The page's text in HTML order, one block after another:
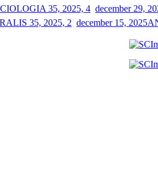
december 29,
december 15, 2025